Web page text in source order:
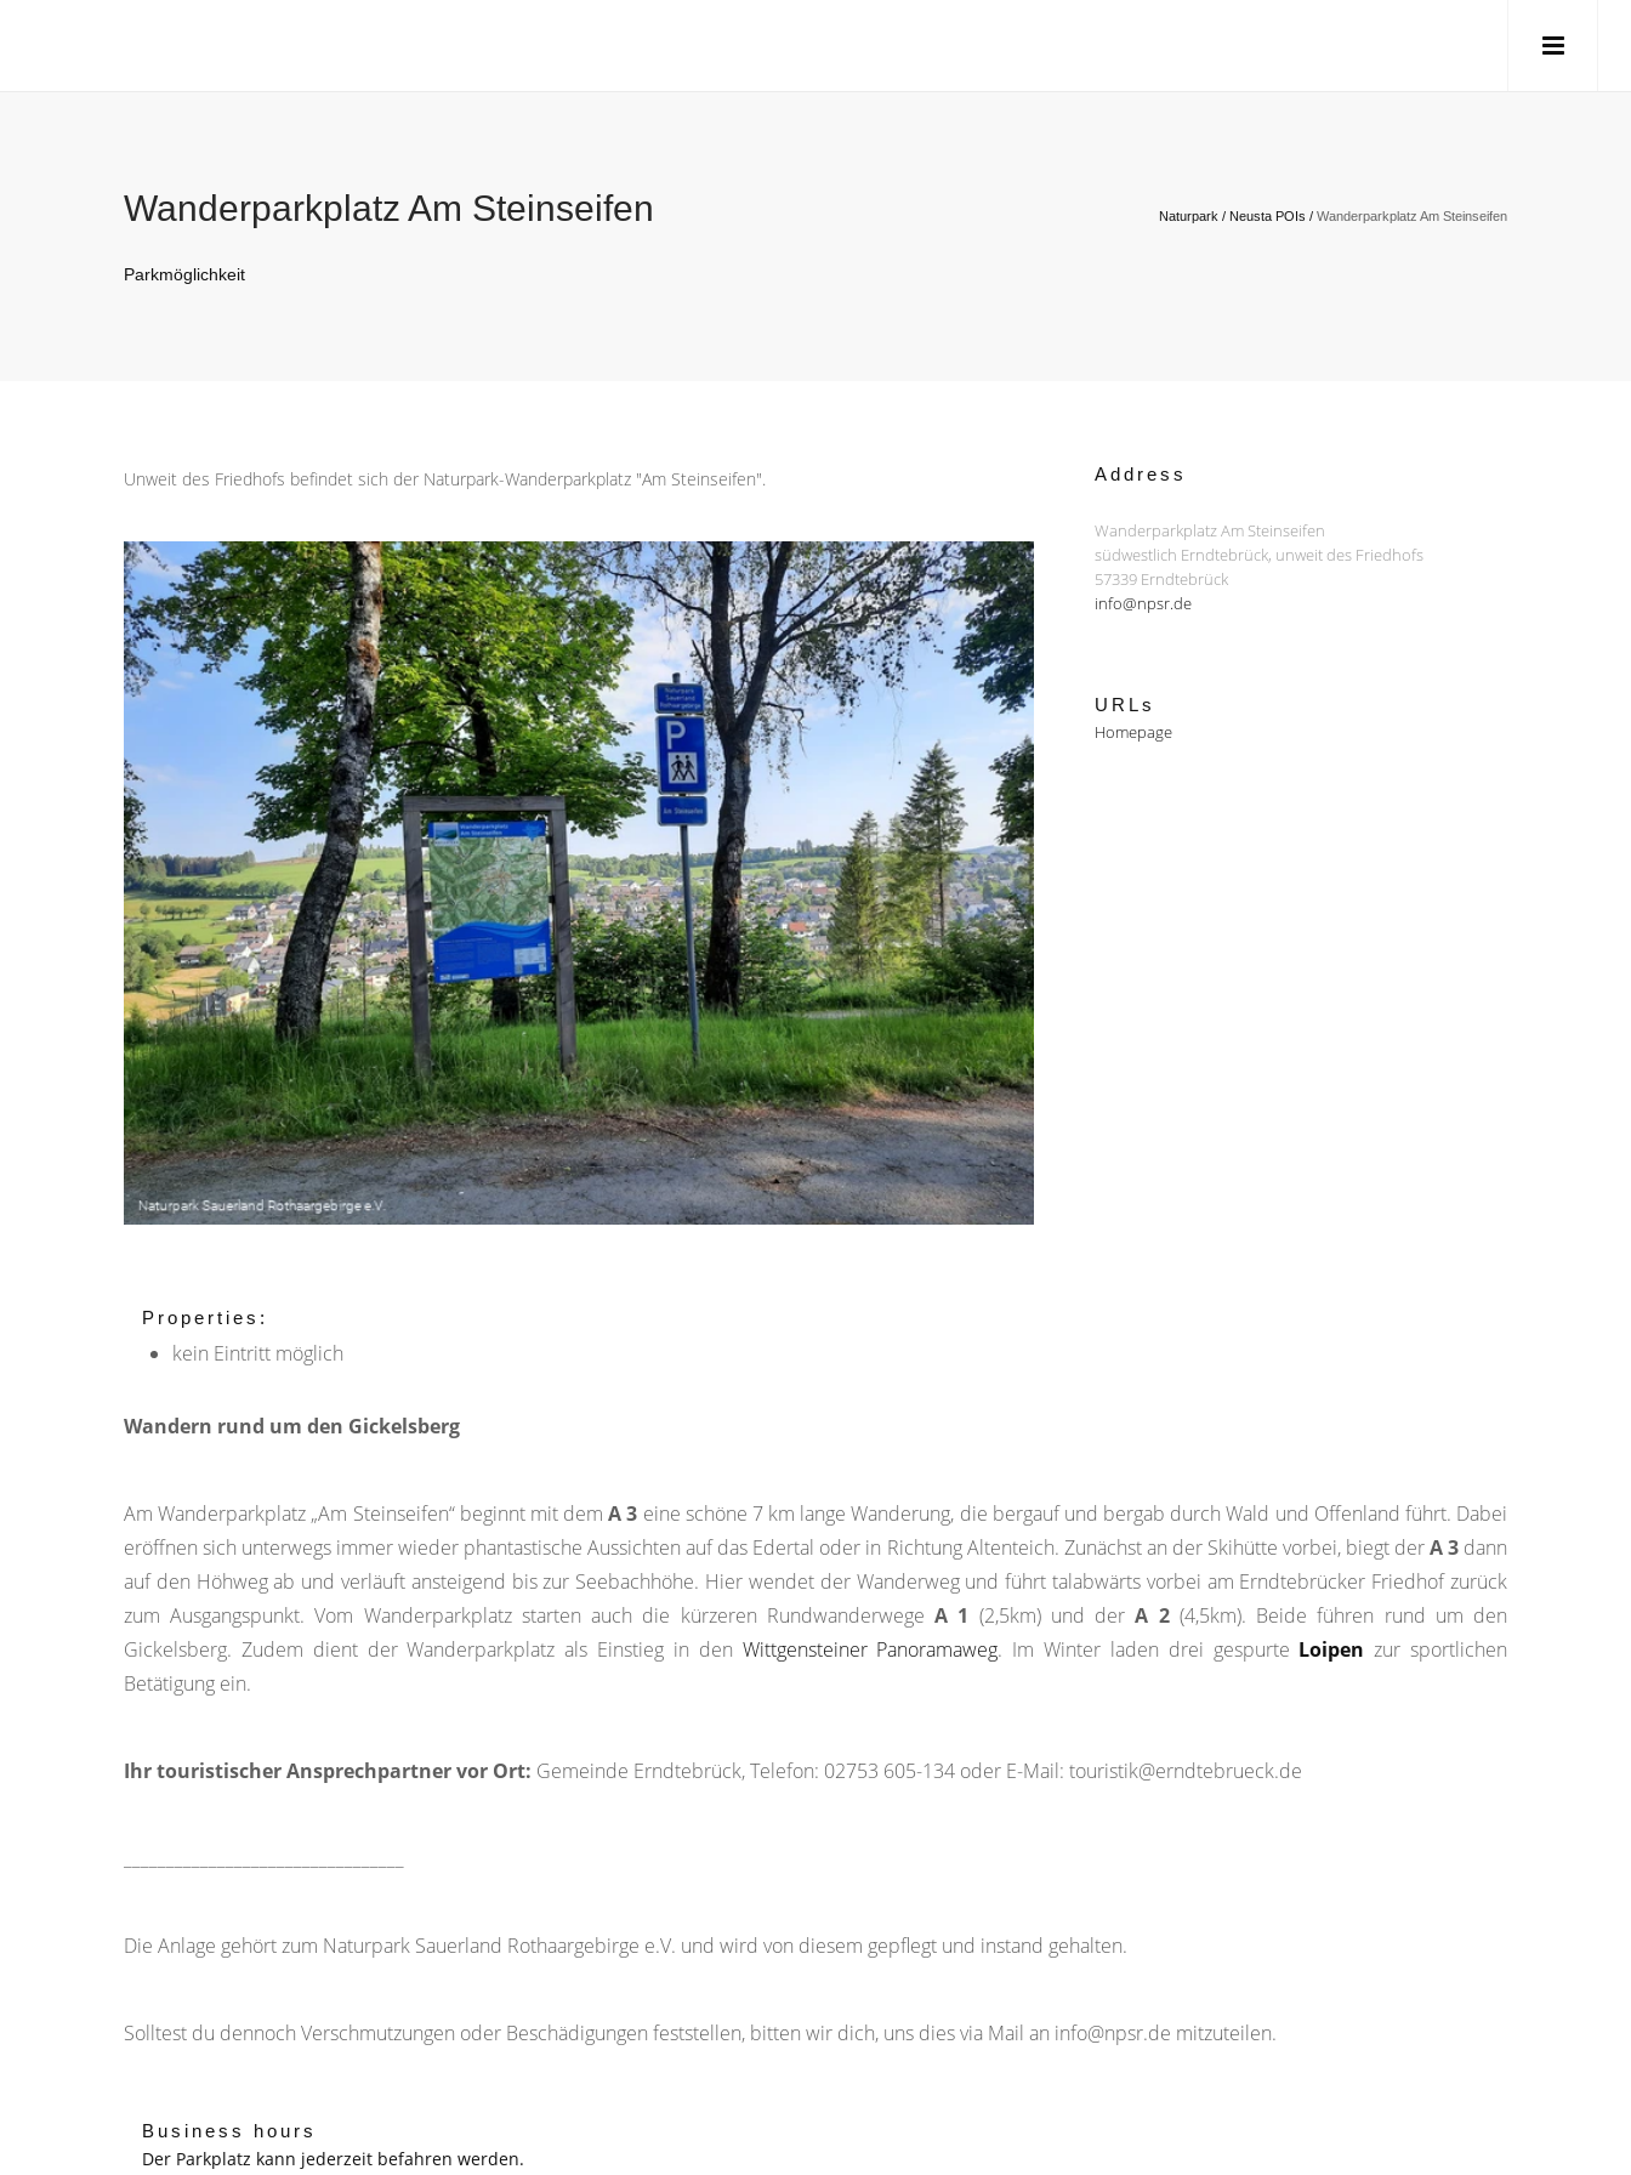
Wanderparkplatz Am Steinseifen
Parkmöglichkeit
Naturpark / Neusta POIs / Wanderparkplatz Am Steinseifen
Unweit des Friedhofs befindet sich der Naturpark-Wanderparkplatz "Am Steinseifen". Address
Wanderparkplatz Am Steinseifen
südwestlich Erndtebrück, unweit des Friedhofs
57339 Erndtebrück
info@npsr.de
URLs
Homepage
Properties:
kein Eintritt möglich
Wandern rund um den Gickelsberg
Am Wanderparkplatz „Am Steinseifen“ beginnt mit demA 3 eine schöne 7 km lange Wanderung, die bergauf und bergab durch Wald und Offenland führt. Dabei
eröffnen sich unterwegs immer wieder phantastische Aussichten auf das Edertal oder in Richtung Altenteich. Zunächst an der Skihütte vorbei, biegt derA 3dann
auf den Höhweg ab und verläuft ansteigend bis zur Seebachhöhe. Hier wendet der Wanderweg und führt talabwärts vorbei am Erndtebrücker Friedhof zurück
zum Ausgangspunkt. Vom Wanderparkplatz starten auch die kürzeren RundwanderwegeA 1 (2,5km) und derA 2(4,5km). Beide führen rund um den
Gickelsberg. Zudem dient der Wanderparkplatz als Einstieg in den Wittgensteiner Panoramaweg. Im Winter laden drei gespurte Loipen zur sportlichen
Betätigung ein.
Ihr touristischer Ansprechpartner vor Ort: Gemeinde Erndtebrück, Telefon: 02753 605-134 oder E-Mail: touristik@erndtebrueck.de
Die Anlage gehört zum Naturpark Sauerland Rothaargebirge e.V. und wird von diesem gepflegt und instand gehalten.
Solltest du dennoch Verschmutzungen oder Beschädigungen feststellen, bitten wir dich, uns dies via Mail an info@npsr.de mitzuteilen.
Business hours
Der Parkplatz kann jederzeit befahren werden.